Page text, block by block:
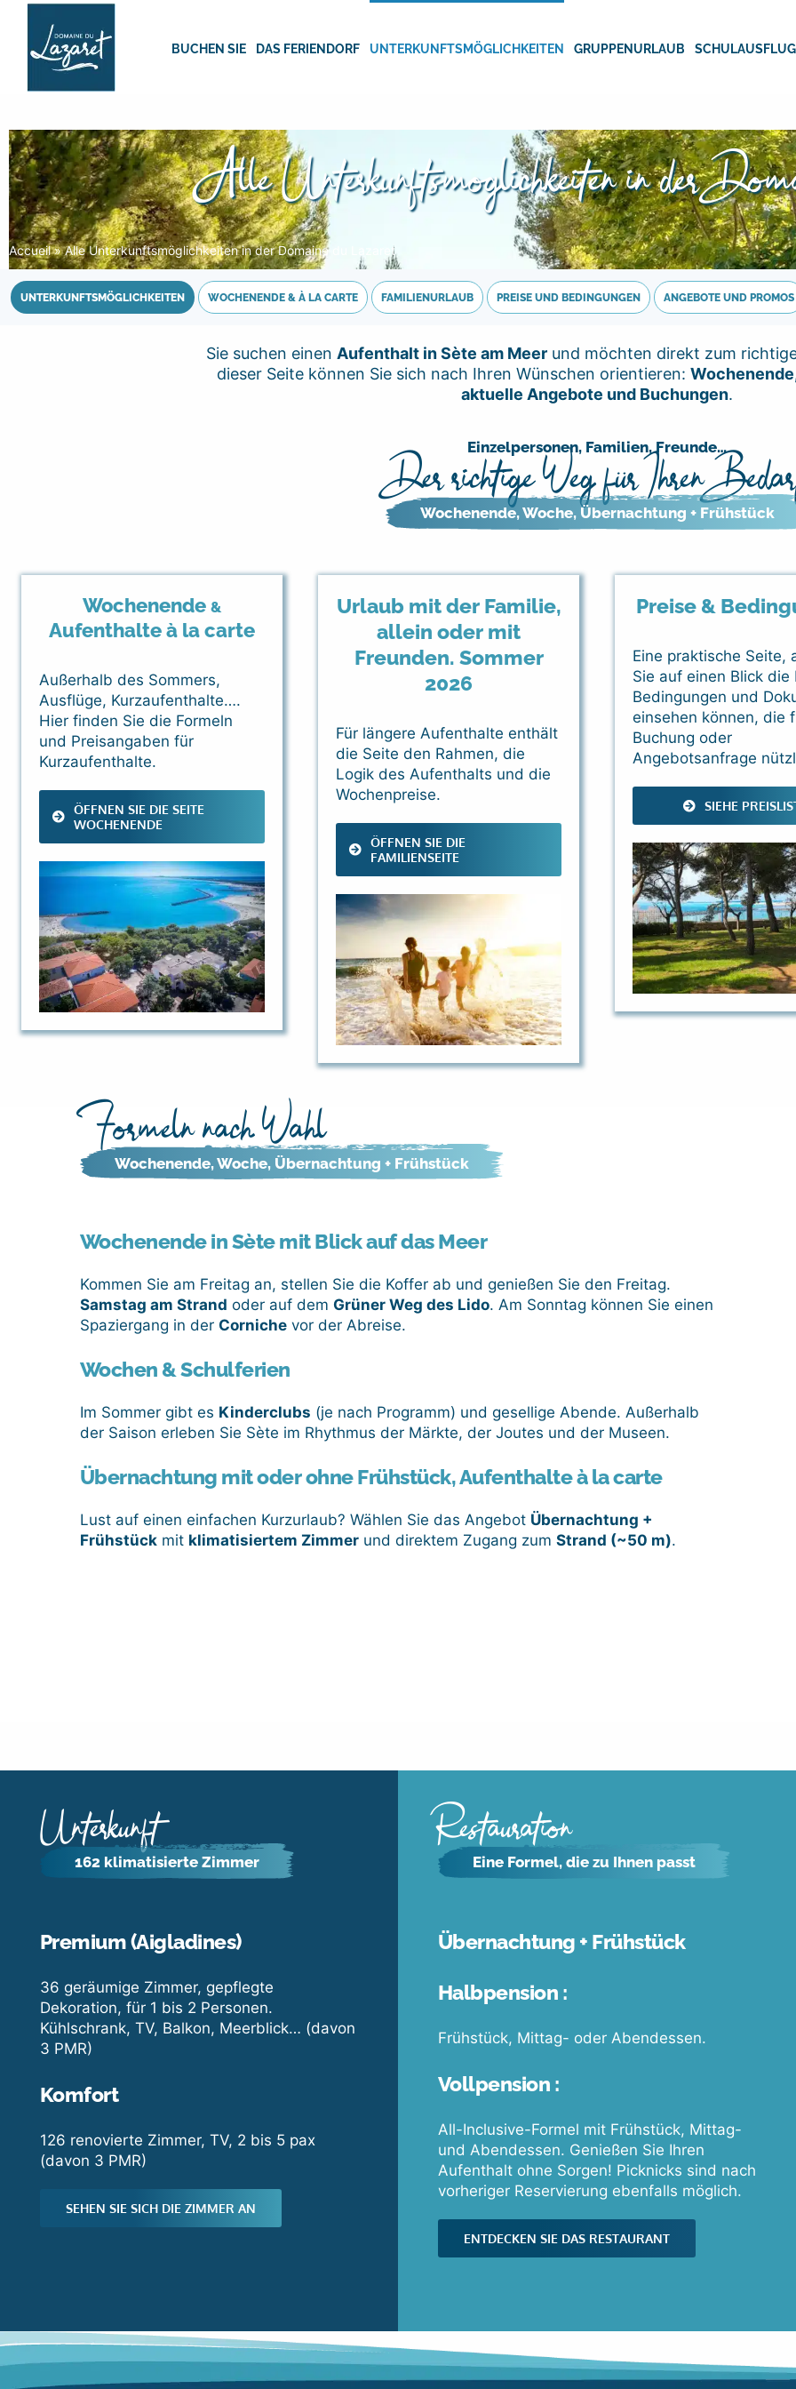
Skip
content
BUCHEN SIE DAS FERIENDORF UNTERKUNFTSMÖGLICHKEITEN GRUPPENURLAUB SCHULAUSFLUG
Alle Unterkunftsmöglichkeiten in der
Accueil»Alle Unterkunftsmöglichkeiten in der Domaine du Lazaret
UNTERKUNFTSMÖGLICHKEITEN WOCHENENDE & À LA CARTE FAMILIENURLAUB PREISE UND BEDINGUNGEN ANGEBOTE UND PROMOS
Sie suchen einen Aufenthalt in Sète am Meerund möchten direkt zum
dieser Seite können Sie sich nach Ihren Wünschen orientieren:
aktuelle Angebote und Buchungen.
Einzelpersonen, Familien, Freunde…
Der richtige Weg für Ihren
Wochenende, Woche, Übernachtung + Frühstück
Wochenende&
Aufenthalte à la carte
Außerhalb des Sommers,
Ausflüge, Kurzaufenthalte….
Hier finden Sie die Formeln
und Preisangaben für
Kurzaufenthalte.
ÖFFNEN SIE DIE SEITE
WOCHENENDE
Urlaub mit der Familie,
allein oder mit
Freunden. Sommer
2026
Für längere Aufenthalte enthält
die Seite den Rahmen, die
Logik des Aufenthalts und die
Wochenpreise.
ÖFFNEN SIE DIE
FAMILIENSEITE
Preise &
Eine praktische Seite,
Sie auf einen Blick die
Bedingungen und
einsehen können, die
Buchung oder
Angebotsanfrage
SIEHE
Formeln nach Wahl
Wochenende, Woche, Übernachtung + Frühstück
Wochenende in Sète mit Blick auf das Meer
Kommen Sie am Freitag an, stellen Sie die Koffer ab und genießen Sie den Freitag.
Samstag am Strand oder auf dem Grüner Weg des Lido. Am Sonntag können Sie einen
Spaziergang in der Cornichevor der Abreise.
Wochen & Schulferien
Im Sommer gibt es Kinderclubs (je nach Programm) und gesellige Abende. Außerhalb
der Saison erleben Sie Sète im Rhythmus der Märkte, der Joutes und der Museen.
Übernachtung mit oder ohne Frühstück, Aufenthalte à la carte
Lust auf einen einfachen Kurzurlaub? Wählen Sie das Angebot Übernachtung +
Frühstückmit klimatisiertem Zimmerund direktem Zugang zum Strand (~50 m).
Unterkunft
162 klimatisierte Zimmer
Premium (Aigladines)
36 geräumige Zimmer, gepflegte
Dekoration, für 1 bis 2 Personen.
Kühlschrank, TV, Balkon, Meerblick… (davon
3 PMR)
Komfort
126 renovierte Zimmer, TV, 2 bis 5 pax
(davon 3 PMR)
SEHEN SIE SICH DIE ZIMMER AN
Restauration
Eine Formel, die zu Ihnen passt
Übernachtung + Frühstück
Halbpension :
Frühstück, Mittag- oder Abendessen.
Vollpension :
All-Inclusive-Formel mit Frühstück, Mittag-
und Abendessen. Genießen Sie Ihren
Aufenthalt ohne Sorgen! Picknicks sind nach
vorheriger Reservierung ebenfalls möglich.
ENTDECKEN SIE DAS RESTAURANT